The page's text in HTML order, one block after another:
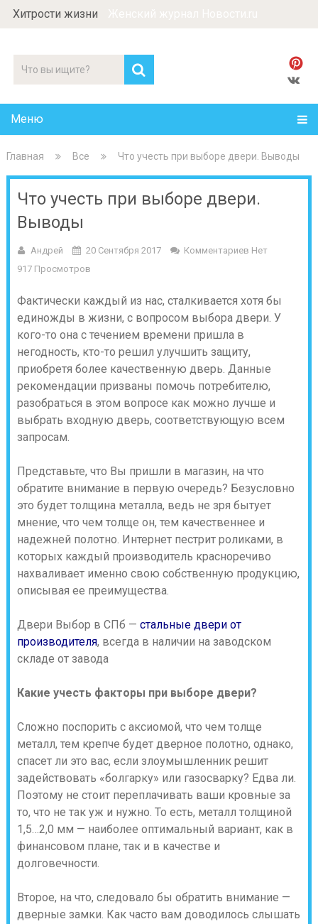
Хитрости жизни
Меню
Главная Все Что учесть при выборе двери. Выводы
Что учесть при выборе двери.
Выводы
Андрей 20 Сентября 2017
Комментариев Нет
917 Просмотров
Фактически каждый из нас, сталкивается хотя бы
единожды в жизни, с вопросом выбора двери. У
кого-то она с течением времени пришла в
негодность, кто-то решил улучшить защиту,
приобретя более качественную дверь. Данные
рекомендации призваны помочь потребителю,
разобраться в этом вопросе как можно лучше и
выбрать входную дверь, соответствующую всем
запросам.
Представьте, что Вы пришли в магазин, на что
обратите внимание в первую очередь? Безусловно
это будет толщина металла, ведь не зря бытует
мнение, что чем толще он, тем качественнее и
надежней полотно. Интернет пестрит роликами, в
которых каждый производитель красноречиво
нахваливает именно свою собственную продукцию,
описывая ее преимущества.
Двери Выбор в СПб — стальные двери от
производителя, всегда в наличии на заводском
складе от завода
Какие учесть факторы при выборе двери?
Сложно поспорить с аксиомой, что чем толще
металл, тем крепче будет дверное полотно, однако,
спасет ли это вас, если злоумышленник решит
задействовать «болгарку» или газосварку? Едва ли.
Поэтому не стоит переплачивать ваши кровные за
то, что не так уж и нужно. То есть, металл толщиной
1,5…2,0 мм — наиболее оптимальный вариант, как в
финансовом плане, так и в качестве и
долговечности.
Второе, на что, следовало бы обратить внимание —
дверные замки. Как часто вам доводилось слышать